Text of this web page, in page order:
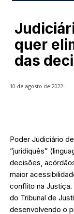
quer
das
10 de agosto de 2022
Poder Judiciário
“juridiquês”
decisões,
maior
conflito na
do Tribunal de
desenvolvendo o